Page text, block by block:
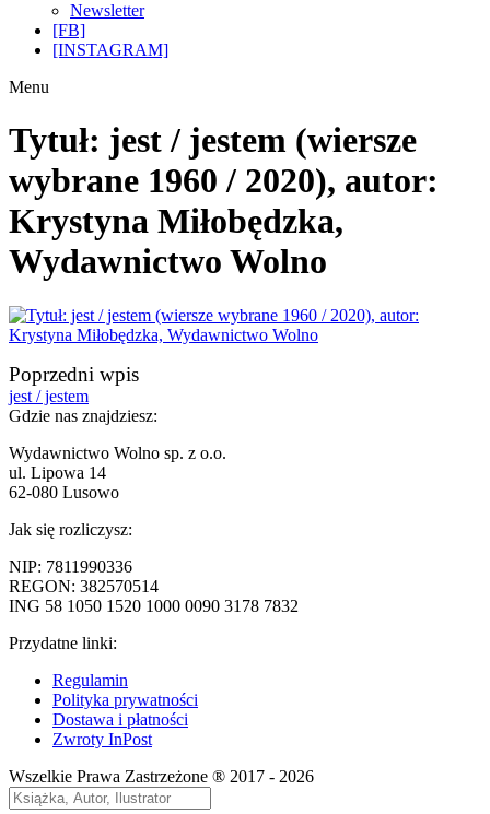
Newsletter
[FB]
[INSTAGRAM]
Menu
Tytuł: jest / jestem (wiersze
wybrane 1960 / 2020), autor:
Krystyna Miłobędzka,
Wydawnictwo Wolno
Nawigacja
wpisu
Poprzedni
wpis:
jest / jestem
Gdzie nas znajdziesz:
Wydawnictwo Wolno sp. z o.o.
ul. Lipowa 14
62-080 Lusowo
Jak się rozliczysz:
NIP: 7811990336
REGON: 382570514
ING 58 1050 1520 1000 0090 3178 7832
Przydatne linki:
Regulamin
Polityka prywatności
Dostawa i płatności
Zwroty InPost
Wszelkie Prawa Zastrzeżone ® 2017 - 2026